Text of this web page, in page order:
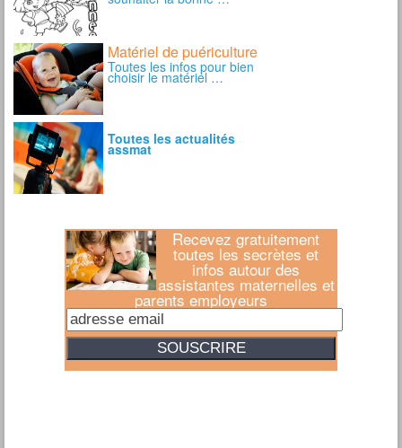
Recevez gratuitement
toutes les secrètes et
infos autour des
assistantes maternelles et
parents employeurs